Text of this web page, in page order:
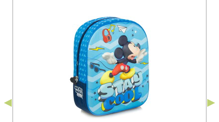
Súhlasím so spracovaním osobných údajov za účelom
odoslania formulára. Oboznámil som sa s
Ochrany osobných údajovspoločnosti Bomba